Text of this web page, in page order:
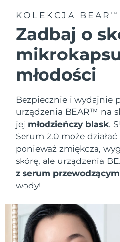
KOLEKCJA BEARTM
Zadbaj o
młodości
Bezpiecznie i wydajnie
urządzenia BEAR™ na
jej młodzieńczy blask.
Serum 2.0 może
ponieważ zmiękcza,
skórę, ale urządzenia
z serum przewodzącym
wody!